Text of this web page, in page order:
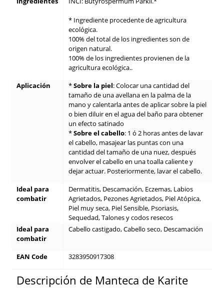
* Ingrediente procedente de agricultura
ecológica.
100% del total de los ingredientes son de
origen natural.
100% de los ingredientes provienen de la
agricultura ecológica..
Aplicación
*Sobre la piel: Colocar una cantidad del
tamaño de una avellana en la palma de la
mano y calentarla antes de aplicar sobre la piel
o bien diluir en el agua del baño para obtener
un efecto satinado
*Sobre el cabello: 1 ó 2 horas antes de lavar
el cabello, masajear las puntas con una
cantidad del tamaño de una nuez, después
envolver el cabello en una toalla caliente y
dejar actuar. Posteriormente, lavar el cabello.
Ideal para
combatir
Dermatitis, Descamación, Eczemas, Labios
Agrietados, Pezones Agrietados, Piel Atópica,
Piel muy seca, Piel Sensible, Psoriasis,
Sequedad, Talones y codos resecos
Ideal para
combatir
Cabello castigado, Cabello seco, Descamación
EAN Code 3283950917308
Descripción de Manteca de Karite